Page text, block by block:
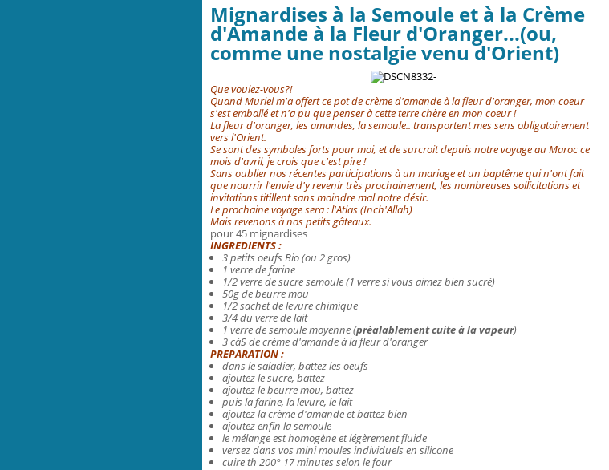
Mignardises à la Semoule et à la Crème
d'Amande à la Fleur d'Oranger...(ou,
comme une nostalgie venu d'Orient)
Que voulez-vous?!
Quand Muriel m'a offert ce pot de crème d'amande à la fleur d'oranger, mon coeur
s'est emballé et n'a pu que penser à cette terre chère en mon coeur !
La fleur d'oranger, les amandes, la semoule.. transportent mes sens obligatoirement
vers l'Orient.
Se sont des symboles forts pour moi, et de surcroit depuis notre voyage au Maroc ce
mois d'avril, je crois que c'est pire !
Sans oublier nos récentes participations à un mariage et un baptême qui n'ont fait
que nourrir l'envie d'y revenir très prochainement, les nombreuses sollicitations et
invitations titillent sans moindre mal notre désir.
Le prochaine voyage sera : l'Atlas (Inch'Allah)
Mais revenons à nos petits gâteaux.
pour 45 mignardises
INGREDIENTS :
3 petits oeufs Bio (ou 2 gros)
1 verre de farine
1/2 verre de sucre semoule (1 verre si vous aimez bien sucré)
50g de beurre mou
1/2 sachet de levure chimique
3/4 du verre de lait
1 verre de semoule moyenne (préalablement cuite à la vapeur)
3 càS de crème d'amande à la fleur d'oranger
PREPARATION :
dans le saladier, battez les oeufs
ajoutez le sucre, battez
ajoutez le beurre mou, battez
puis la farine, la levure, le lait
ajoutez la crème d'amande et battez bien
ajoutez enfin la semoule
le mélange est homogène et légèrement fluide
versez dans vos mini moules individuels en silicone
cuire th 200° 17 minutes selon le four